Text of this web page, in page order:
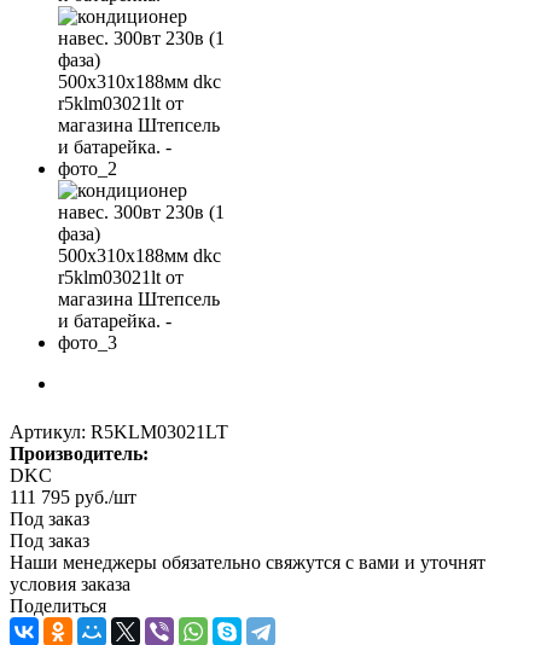
Артикул: R5KLM03021LT
Производитель:
DKC
111 795 руб./шт
Под заказ
Под заказ
Наши менеджеры обязательно свяжутся с вами и уточнят
условия заказа
Поделиться